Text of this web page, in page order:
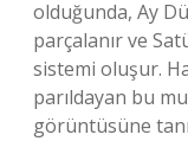
olduğunda, Ay
parçalanır ve
sistemi oluşur.
parıldayan bu
görüntüsüne